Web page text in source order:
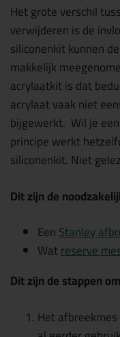
Het grote verschil
verwijderen is de
siliconenkit kunnen
makkelijk
acrylaatkit is dat
acrylaat vaak niet
bijgewerkt. Wil je
principe werkt
siliconenkit. Niet
Dit zijn de
EenStanley
Watreserve
Dit zijn de stappen
Het